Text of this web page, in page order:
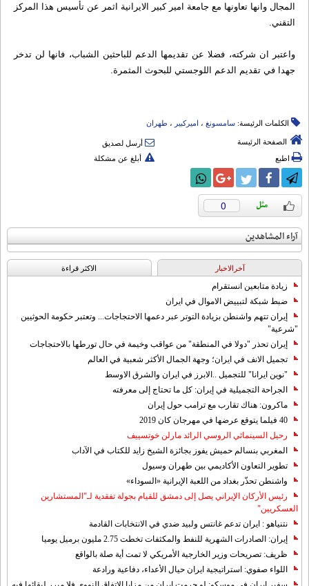
المجال وانها تعاونها مع جامعة امير كبير الايرانية اثمر عن تأسيس هذا المركز
التقني.
واعتبر ان شركته، فضلا عن تقديمها الدعم للباحثين الشباب، فانها لن تدخر
جهدا في تقديم الدعم اللوجستي للبحوث المثمرة.
الكلمات الرئيسة: سامسونغ ، امیرکبیر ، طهران
الصفحة الرئيسة
أرسل لصديق
اطبع
أبلغ عن مشكلة
0
آراء المشاهدين
آخرالاخبار الاکثر قراءة
زيادة متابعين انستقرام
ضبط شبكة لتبييض الاموال في ايران
إيران تتهم واشنطن بزيادة التوتر عبر دعمها الاحتجاجات... وتعتبر حكومة الحوثيين
"شرعية"
إيران تحذر "دولا في المنطقة" من عواقب وخيمة في حال تورطها بالاحتجاجات
تجميل الانف في ايران؛ وجهة الجمال الأكثر شعبية في العالم
"نوين ايرانا" للتجميل ..الابرز في ايران والشرق الاوسط
الجراحة التجميلية في إيران: كل ما تحتاج إلى معرفته
ماكرون: هناك تقارب مع ترامب حول إيران
40 فيلما يتوقع عرضها في مهرجان كان 2019
رحيل السينمائي الروسي الرائد مارلن خوتسييف
المغربي بنسالم حميش يفوز بجائزة الشيخ زايد للكتاب في الآداب
تطوير التعاون الأكاديمي بين طهران وسيول
واشنطن تحذّر بغداد من اللعبة الإيرانية «السوداء»
رئيس الأركان الإيراني يصل إلى دمشق للقيام بجولة تفقدية لـ"المستشارين
العسكريين"
نتنياهو : ايران تدعم غانتس ولبيد ضدي في الانتخابات القادمة
إيران: الصادرات الشهریة للنفط والمكثفات تخطت 2.75 مليون برميل يوميا
ظريف: تصريحات وزير الخارجية الأمريكي لا تمت أية صلة بالواقع
اللواء صفوي: استراتيجية ايران حيال الأعداء، دفاعية ورادعة